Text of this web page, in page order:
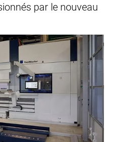
par le nouveau